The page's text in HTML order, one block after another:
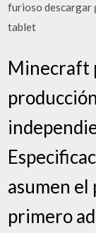
furioso descargar
tablet
Minecraft
asumen el
primero